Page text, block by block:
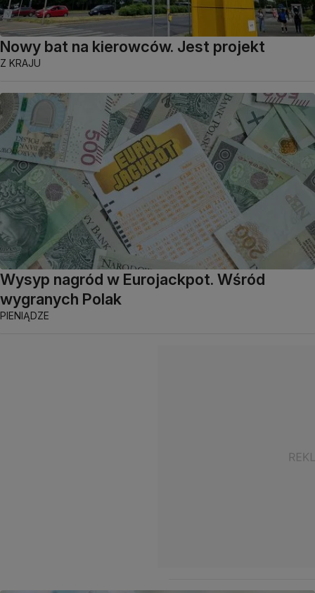
Nowy bat na kierowców. Jest projekt
Z KRAJU
Wysyp nagród w Eurojackpot. Wśród
wygranych Polak
PIENIĄDZE